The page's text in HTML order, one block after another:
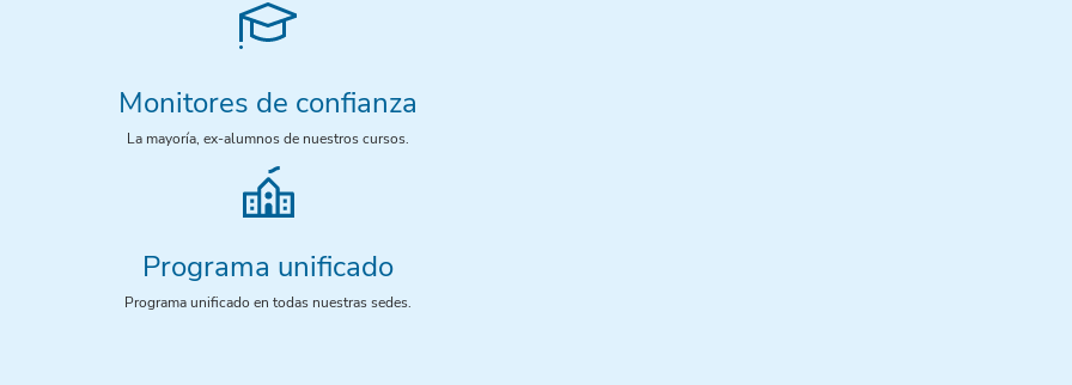
Monitores de confianza
La mayoría, ex-alumnos de nuestros cursos.
Programa unificado
Programa unificado en todas nuestras sedes.